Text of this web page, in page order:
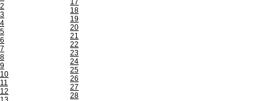
2
3
4
5
6
7
8
9
10
11
12
17
18
19
20
21
22
23
24
25
26
27
28